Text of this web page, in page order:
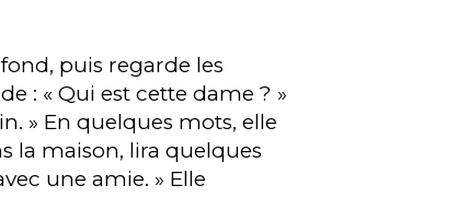
puis regarde les
: « Qui est cette dame ? »
» En quelques mots, elle
la maison, lira quelques
une amie. » Elle